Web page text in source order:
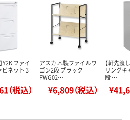
Y2K ファイ
ビネット 3
（税込）
アスカ 木製ファイルワ
ゴン2段 ブラック
FWG02…
¥6,809（税込）
【軒先渡
リングキ
段 …